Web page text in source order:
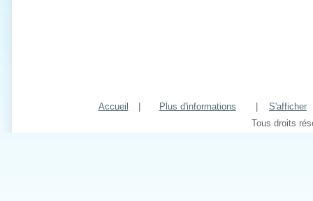
Accueil Plus d'informations
S'afficher
Tous droits